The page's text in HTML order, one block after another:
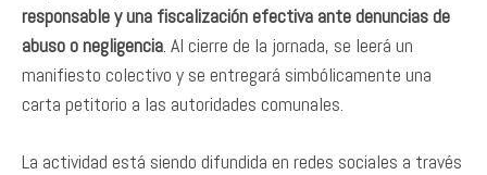
responsable y una fiscalización efectiva ante denuncias de
abuso o negligencia . Al cierre de la jornada, se leerá un
manifiesto colectivo y se entregará simbólicamente una
carta petitorio a las autoridades comunales.
La actividad está siendo difundida en redes sociales a través